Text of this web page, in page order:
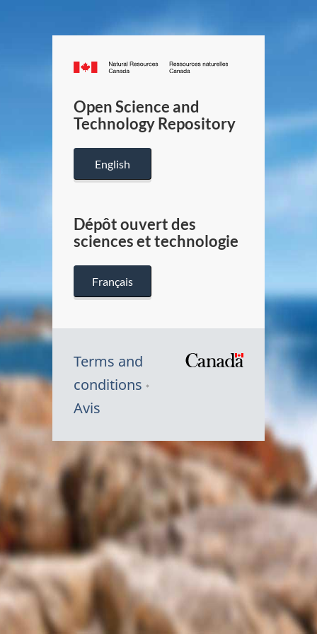
Canada.ca
/
Canada
Open Science and
Technology Repository
English
Dépôt ouvert des
sciences et technologie
Français
Terms and
conditions
Avis
Symbole
du
Canada